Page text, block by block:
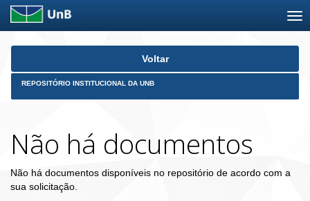
Skip
Voltar
REPOSITÓRIO INSTITUCIONAL DA UNB
Não há documentos
Não há documentos disponíveis no repositório de acordo com a
sua solicitação.